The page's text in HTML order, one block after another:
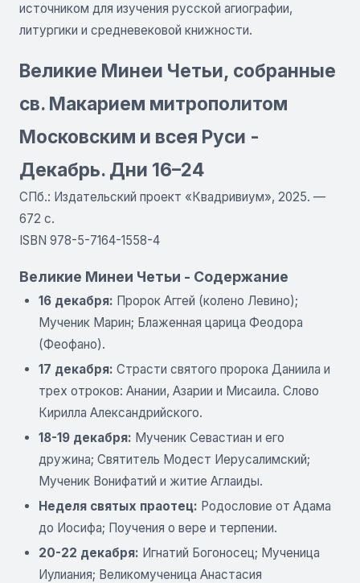
источником для изучения русской агиографии,
литургики и средневековой книжности.
Великие Минеи Четьи, собранные
св. Макарием митрополитом
Московским и всея Руси -
Декабрь. Дни 16–24
СПб.: Издательский проект «Квадривиум», 2025. —
672 с.
ISBN 978-5-7164-1558-4
Великие Минеи Четьи - Содержание
16 декабря: Пророк Аггей (колено Левино);
Мученик Марин; Блаженная царица Феодора
(Феофано).
17 декабря: Страсти святого пророка Даниила и
трех отроков: Анании, Азарии и Мисаила. Слово
Кирилла Александрийского.
18-19 декабря: Мученик Севастиан и его
дружина; Святитель Модест Иерусалимский;
Мученик Вонифатий и житие Аглаиды.
Неделя святых праотец: Родословие от Адама
до Иосифа; Поучения о вере и терпении.
20-22 декабря: Игнатий Богоносец; Мученица
Иулиания; Великомученица Анастасия